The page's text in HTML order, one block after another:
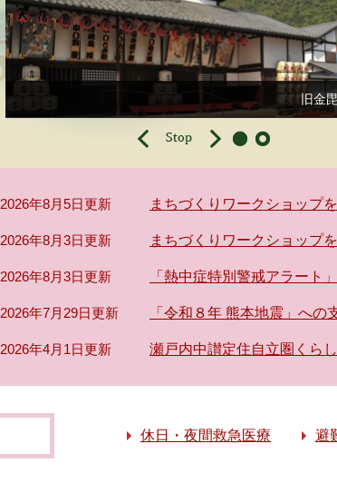
旧金
2026年8月5日更新 まちづくりワークショップ
2026年8月3日更新 まちづくりワークショップ
2026年8月3日更新 「熱中症特別警戒アラート
2026年7月29日更新 「令和８年 熊本地震」への
2026年4月1日更新 瀬戸内中讃定住自立圏くら
休日・夜間救急医療 避